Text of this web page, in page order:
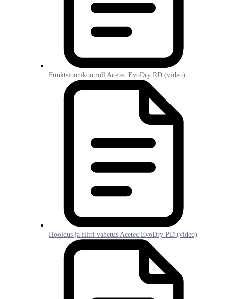
Funktsioonikontroll Acetec EvoDry RD (video)
Hooldus ja filtri vahetus Acetec EvoDry PD (video)